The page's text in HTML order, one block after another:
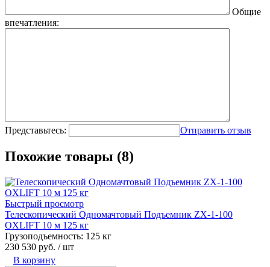
Общие
впечатления:
Представьтесь: Отправить отзыв
Похожие товары (8)
Быстрый просмотр
Телескопический Одномачтовый Подъемник ZX-1-100
OXLIFT 10 м 125 кг
Грузоподъемность: 125 кг
230 530 руб. / шт
В корзину